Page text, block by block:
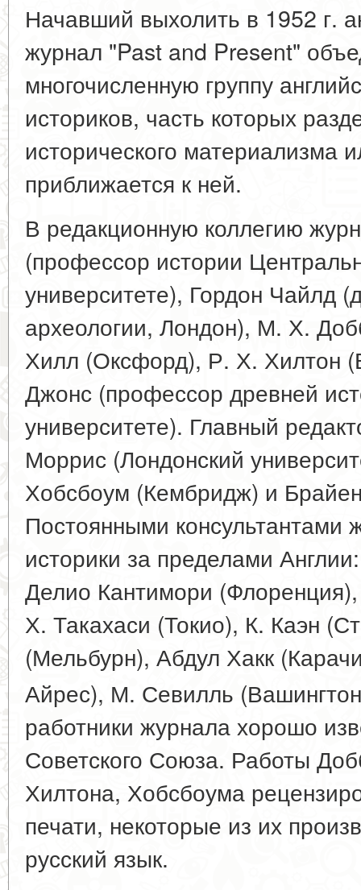
Начавший выхолить в 1952 г.
журнал "Past and Present"
многочисленную группу
историков, часть которых
исторического материализма
приближается к ней.
В редакционную коллегию
(профессор истории
университете), Гордон Чайлд
археологии, Лондон), М. Х.
Хилл (Оксфорд), Р. Х. Хилтон
Джонс (профессор древней
университете). Главный
Моррис (Лондонский
Хобсбоум (Кембридж) и
Постоянными консультантами
историки за пределами
Делио Кантимори
Х. Такахаси (Токио), К. Каэн
(Мельбурн), Абдул Хакк
Айрес), М. Севилль
работники журнала хорошо
Советского Союза. Работы
Хилтона, Хобсбоума
печати, некоторые из их
русский язык.